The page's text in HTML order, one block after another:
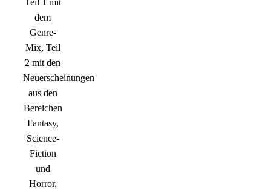
Teil 1 mit
dem
Genre-
Mix, Teil
2 mit den
Neuerscheinungen
aus den
Bereichen
Fantasy,
Science-
Fiction
und
Horror,